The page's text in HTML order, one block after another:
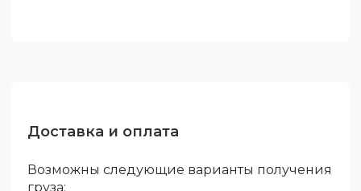
Доставка и оплата
Возможны следующие варианты получения
груза: